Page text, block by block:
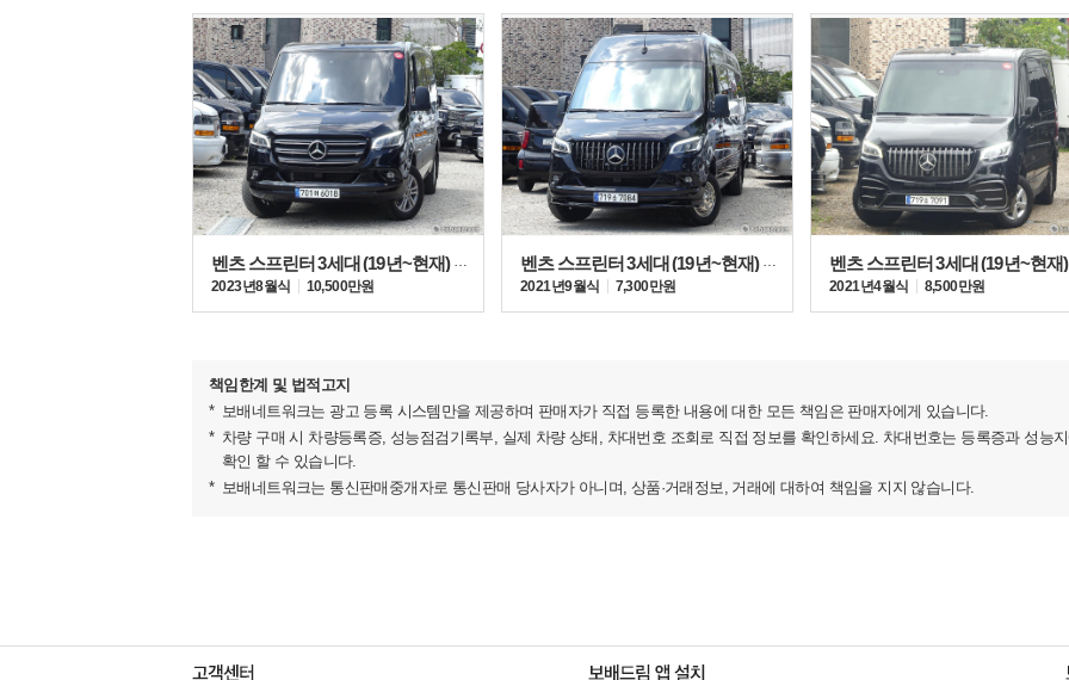
519 CDI는 차체 길이에 따라 롱(Long), 엑스트라 롱(Extra Long) 등 두 가지 바디 형태를 제공한다.
국내 수입분은 독일 뒤셀도르프 공장과 뤼디스페데 공장에서 생산한다.
외관 디자인은 기존의 형태를 이어가는 한편 윙 부분의 윤곽을 부드럽고 유려한 선으로 바꿨다. 전면부는
선명한 윤곽의 헤드램프로 강인한 인상을 강조했다. 실내는 운전석 콕핏을 넓히고 각 구성부의 대조를 살려
벤츠 스프린터 3세대 (19년~현재) 319 CDI
2023년 8월식
10,500만원
벤츠 스프린터 3세대 (19년~현재) 519 CDI
2021년 9월식
7,300만원 2021년 4월식 8,500만원
책임한계 및 법적고지
보배네트워크는 광고 등록 시스템만을 제공하며 판매자가 직접 등록한 내용에 대한 모든 책임은 판매자에게 있습니다.
차량 구매 시 차량등록증, 성능점검기록부, 실제 차량 상태, 차대번호 조회로 직접 정보를 확인하세요. 차대번호는 등록증과 성능
확인 할 수 있습니다.
보배네트워크는 통신판매중개자로 통신판매 당사자가 아니며, 상품·거래정보, 거래에 대하여 책임을 지지 않습니다.